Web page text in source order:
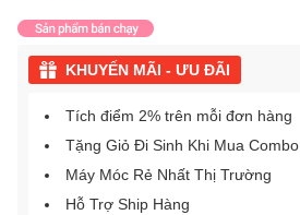
KHUYẾN MÃI - ƯU ĐÃI
Tích điểm 2% trên mỗi đơn hàng
Tặng Giỏ Đi Sinh Khi Mua Combo
Máy Móc Rẻ Nhất Thị Trường
Hỗ Trợ Ship Hàng